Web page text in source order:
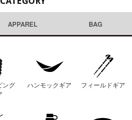
APPAREL BAG
ング
ハンモックギア フィールドギア